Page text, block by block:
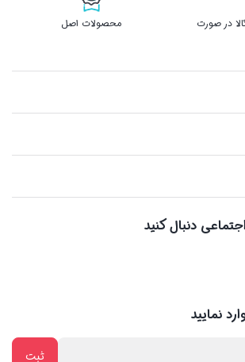
در صورت
محصولات اصل
دنبال کنید
نمایید